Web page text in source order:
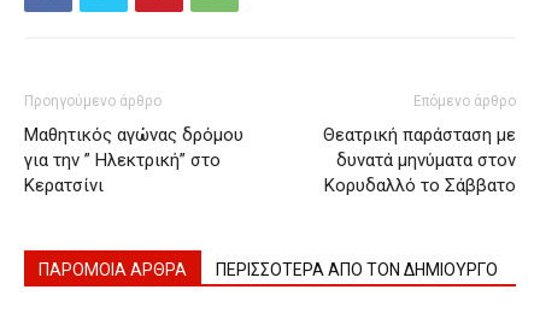
Προηγούμενο άρθρο
Μαθητικός αγώνας δρόμου
για την ” Ηλεκτρική” στο
Κερατσίνι
Επόμενο άρθρο
Θεατρική παράσταση με
δυνατά μηνύματα στον
Κορυδαλλό το Σάββατο
ΠΑΡΟΜΟΙΑ ΑΡΘΡΑ ΠΕΡΙΣΣΟΤΕΡΑ ΑΠΟ ΤΟΝ ΔΗΜΙΟΥΡΓΟ